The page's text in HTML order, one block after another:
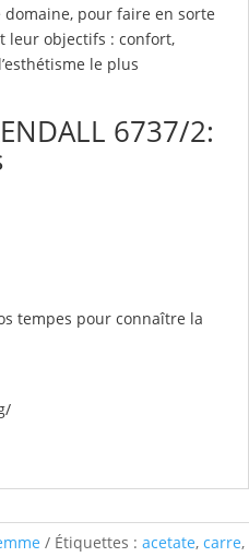
pour faire en sorte
leur objectifs : confort,
le plus
6737/2:
tempes pour connaître la
Étiquettes : acetate, carre,